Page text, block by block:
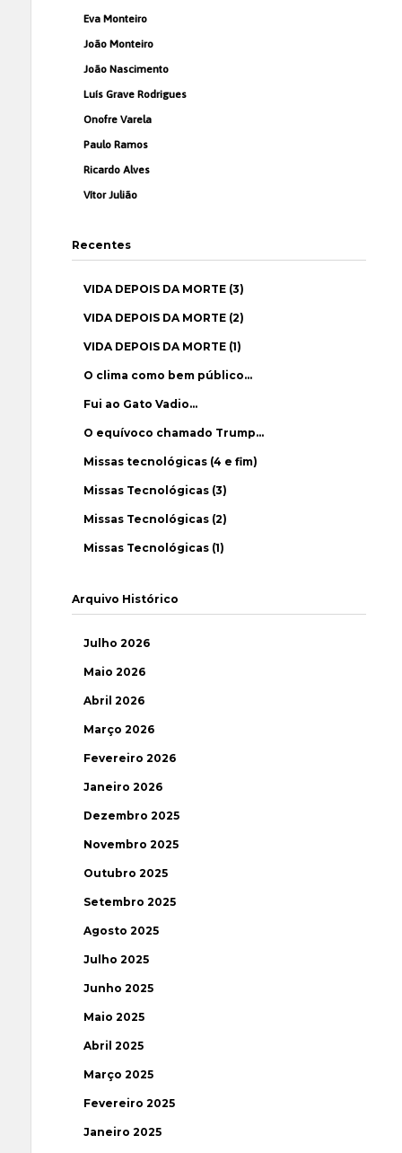
Eva Monteiro
João Monteiro
João Nascimento
Luís Grave Rodrigues
Onofre Varela
Paulo Ramos
Ricardo Alves
Vítor Julião
Recentes
VIDA DEPOIS DA MORTE (3)
VIDA DEPOIS DA MORTE (2)
VIDA DEPOIS DA MORTE (1)
O clima como bem público…
Fui ao Gato Vadio…
O equívoco chamado Trump…
Missas tecnológicas (4 e fim)
Missas Tecnológicas (3)
Missas Tecnológicas (2)
Missas Tecnológicas (1)
Arquivo Histórico
Julho 2026
Maio 2026
Abril 2026
Março 2026
Fevereiro 2026
Janeiro 2026
Dezembro 2025
Novembro 2025
Outubro 2025
Setembro 2025
Agosto 2025
Julho 2025
Junho 2025
Maio 2025
Abril 2025
Março 2025
Fevereiro 2025
Janeiro 2025